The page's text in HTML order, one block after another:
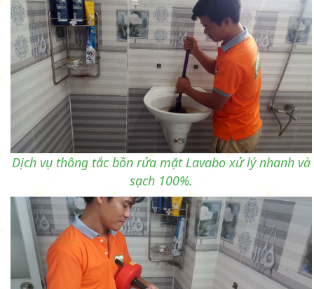
Dịch vụ thông tắc bồn rửa mặt Lavabo xử lý nhanh và
sạch 100%.